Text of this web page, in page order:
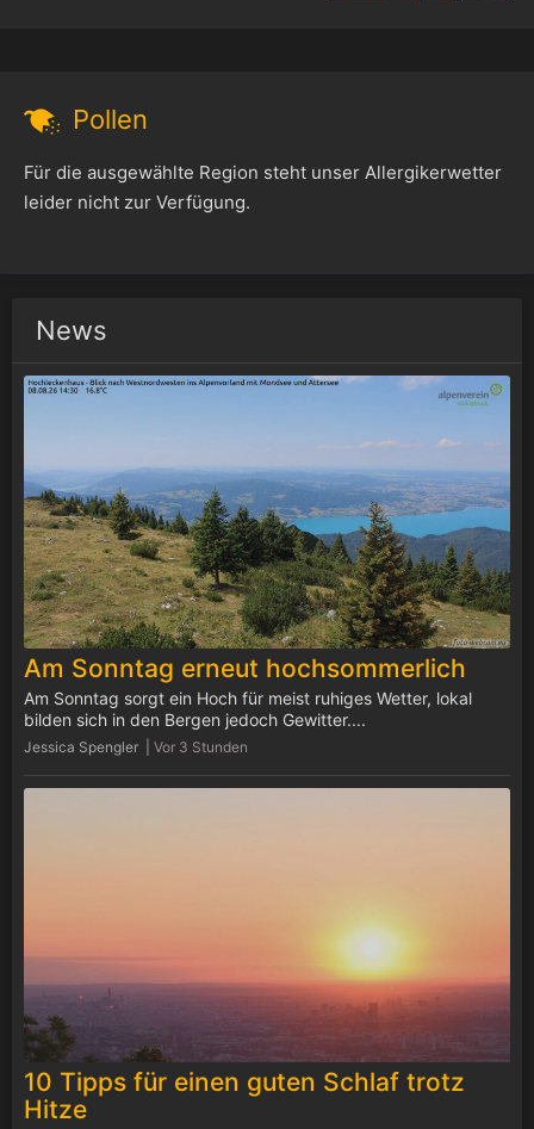
Pollen
Für die ausgewählte Region steht unser Allergikerwetter
leider nicht zur Verfügung.
News
Am Sonntag erneut hochsommerlich
Jessica Spengler | Vor 3 Stunden
Am Sonntag sorgt ein Hoch für meist ruhiges Wetter, lokal
bilden sich in den Bergen jedoch Gewitter....
10 Tipps für einen guten Schlaf trotz
Hitze